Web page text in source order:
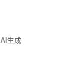
生成